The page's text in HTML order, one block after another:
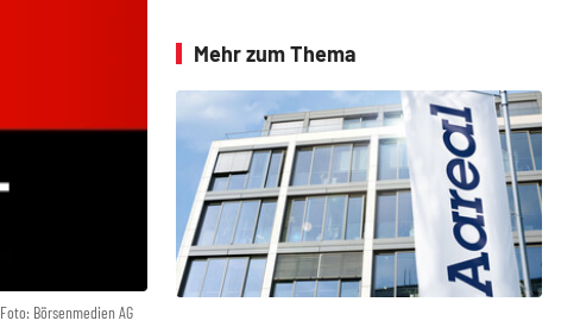
Foto: Börsenmedien AG
Mehr zum Thema